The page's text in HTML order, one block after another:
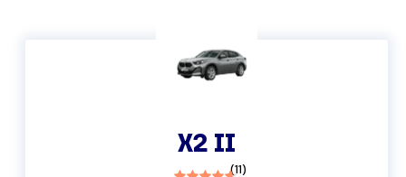
X2 II
(11)